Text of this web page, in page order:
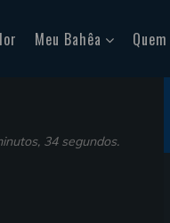
Meu Bahêa
34 segundos.